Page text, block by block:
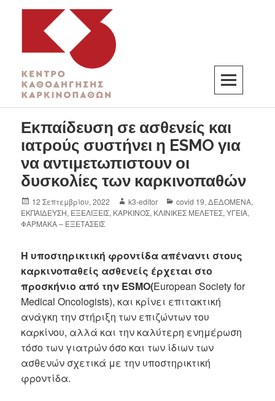
K3
ΚΕΝΤΡΟ ΚΑΘΟΔΗΓΗΣΗΣ ΚΑΡΚΙΝΟΠΑΘΩΝ
Εκπαίδευση σε ασθενείς και
ιατρούς συστήνει η ESMO για
να αντιμετωπιστουν οι
δυσκολίες των καρκινοπαθών
12 Σεπτεμβρίου, 2022 k3-editor covid 19,ΔΕΔΟΜΕΝΑ,
ΕΚΠΑΙΔΕΥΣΗ, ΕΞΕΛΙΞΕΙΣ, ΚΑΡΚΙΝΟΣ, ΚΛΙΝΙΚΕΣ ΜΕΛΕΤΕΣ,ΥΓΕΙΑ,
ΦΑΡΜΑΚΑ – ΕΞΕΤΑΣΕΙΣ
Η υποστηρικτική φροντίδα απέναντι στους
καρκινοπαθείς ασθενείς έρχεται στο
προσκήνιο από την ESMO(European Society for
Medical Oncologists), και κρίνει επιτακτική
ανάγκη την στήριξη των επιζώντων του
καρκίνου, αλλά και την καλύτερη ενημέρωση
τόσο των γιατρών όσο και των ίδιων των
ασθενών σχετικά με την υποστηρικτική
φροντίδα.